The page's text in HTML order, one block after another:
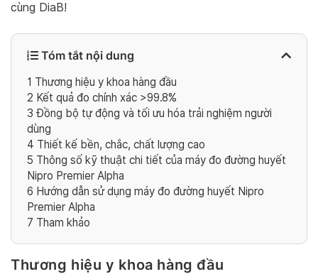
cùng DiaB!
Tóm tắt nội dung
1 Thương hiệu y khoa hàng đầu
2 Kết quả đo chính xác >99.8%
3 Đồng bộ tự động và tối ưu hóa trải nghiệm người
dùng
4 Thiết kế bền, chắc, chất lượng cao
5 Thông số kỹ thuật chi tiết của máy đo đường huyết
Nipro Premier Alpha
6 Hướng dẫn sử dụng máy đo đường huyết Nipro
Premier Alpha
7 Tham khảo
Thương hiệu y khoa hàng đầu